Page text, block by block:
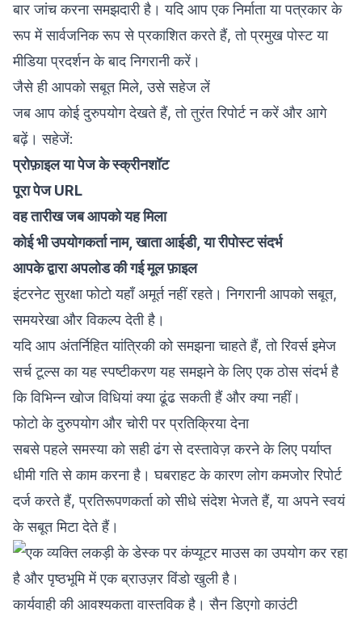
बार जांच करना समझदारी है। यदि आप एक निर्माता या पत्रकार के
रूप में सार्वजनिक रूप से प्रकाशित करते हैं, तो प्रमुख पोस्ट या
मीडिया प्रदर्शन के बाद निगरानी करें।
जैसे ही आपको सबूत मिले, उसे सहेज लें
जब आप कोई दुरुपयोग देखते हैं, तो तुरंत रिपोर्ट न करें और आगे
बढ़ें। सहेजें:
प्रोफ़ाइल या पेज के स्क्रीनशॉट
पूरा पेज URL
वह तारीख जब आपको यह मिला
कोई भी उपयोगकर्ता नाम, खाता आईडी, या रीपोस्ट संदर्भ
आपके द्वारा अपलोड की गई मूल फ़ाइल
इंटरनेट सुरक्षा फोटो यहाँ अमूर्त नहीं रहते। निगरानी आपको सबूत,
समयरेखा और विकल्प देती है।
यदि आप अंतर्निहित यांत्रिकी को समझना चाहते हैं, तोरिवर्स इमेज
सर्च टूल्स का यह स्पष्टीकरणयह समझने के लिए एक ठोस संदर्भ है
कि विभिन्न खोज विधियां क्या ढूंढ सकती हैं और क्या नहीं।
फोटो के दुरुपयोग और चोरी पर प्रतिक्रिया देना
सबसे पहले समस्या को सही ढंग से दस्तावेज़ करने के लिए पर्याप्त
धीमी गति से काम करना है। घबराहट के कारण लोग कमजोर रिपोर्ट
दर्ज करते हैं, प्रतिरूपणकर्ता को सीधे संदेश भेजते हैं, या अपने स्वयं
के सबूत मिटा देते हैं।
कार्यवाही की आवश्यकता वास्तविक है। सैन डिएगो काउंटी